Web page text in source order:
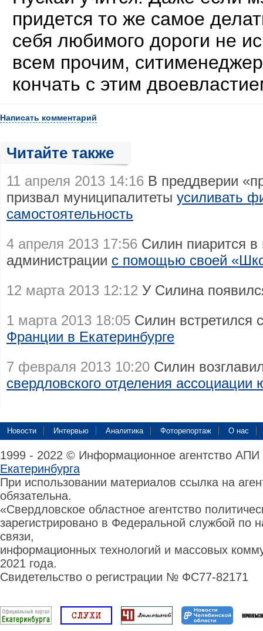
придется то же самое
себя любимого дороги не
всем прочим,
кончать с этим
Написать комментарий
Читайте также
11 апреля 2013 14:16 В преддверии
призвал муниципалитеты усиливать
самостоятельность
4 апреля 2013 17:56 Силин пиарится в
администрации с помощью своей
12 марта 2013 12:12 У Силина
1 марта 2013 18:05 Силин встретился
Франции в Екатеринбурге
7 февраля 2013 10:20 Силин
свердловского отделения ассоциации
Новости Интервью Аналитика Фоторепортаж О нас
1999 - 2022 © Информационное агентство
Екатеринбурга
При использовании материалов ссылка на
обязательна.
«Свердловское областное агентство
зарегистрировано в Федеральной службой по
связи,
информационных технологий и массовых
2021 года.
Свидетельство о регистрации № ФС77-82171